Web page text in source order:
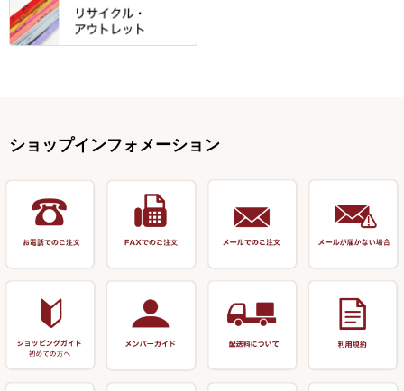
針外し・糸ほどき
逍遥（しょうよう）
玉網（高級品）
替網・仕付糸
玉置（高級品）
万力付お膳・うどん皿
仕掛箱・小物箱
ハリスメジャー系
松葉仕掛用
底取りアイテム
ハサミ
ポンプ絞り器・ポンプ類
テント
リーズ
釣台 釣宝・その他
偏光サングラス
小物ケース・保護ケース
すべて
浮子用素材
塗料用 筆
装飾品
リサイクル 竹竿（～19,999円）
リサイクル 竹竿（深山）
リサイクル 浮子
リサイクル 玉網・玉置・フラ
リサイクル 浮子箱・浮子筒・
ショップインフォメーション